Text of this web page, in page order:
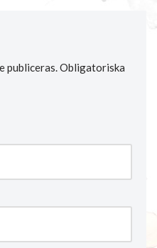
publiceras.Obligatoriska